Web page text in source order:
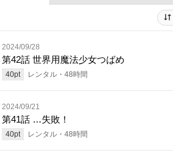
2024/09/28
第42話 世界用魔法少女つばめ
40pt レンタル・ 48時間
2024/09/21
第41話 …失敗！
40pt レンタル・ 48時間